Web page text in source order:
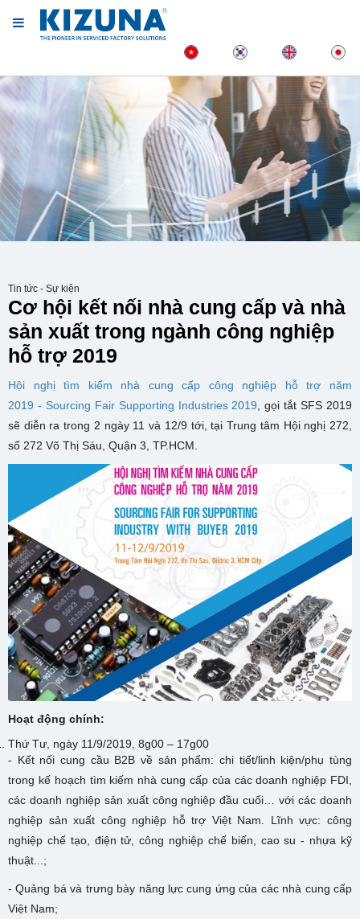
Tin tức - Sự kiện
Cơ hội kết nối nhà cung cấp và nhà
sản xuất trong ngành công nghiệp
hỗ trợ 2019
Hội nghị tìm kiếm nhà cung cấp công nghiệp hỗ trợ năm
2019 - Sourcing Fair Supporting Industries 2019 , gọi tắt SFS 2019
sẽ diễn ra trong 2 ngày 11 và 12/9 tới, tại Trung tâm Hội nghị 272,
số 272 Võ Thị Sáu, Quận 3, TP.HCM.
Hoạt động chính:
Thứ Tư, ngày 11/9/2019, 8g00 – 17g00
- Kết nối cung cầu B2B về sản phẩm: chi tiết/linh kiện/phụ tùng
trong kế hoạch tìm kiếm nhà cung cấp của các doanh nghiệp FDI,
các doanh nghiệp sản xuất công nghiệp đầu cuối… với các doanh
nghiệp sản xuất công nghiệp hỗ trợ Việt Nam. Lĩnh vực: công
nghiệp chế tạo, điện tử, công nghiệp chế biến, cao su - nhựa kỹ
thuật...;
- Quảng bá và trưng bày năng lực cung ứng của các nhà cung cấp
Việt Nam;